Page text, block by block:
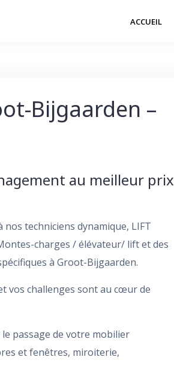
ACCUEIL
Bijgaarden –
au meilleur prix
techniciens dynamique, LIFT
charges / élévateur/ lift et des
à Groot-Bijgaarden.
vos challenges sont au cœur de
passage de votre mobilier
et fenêtres, miroiterie,